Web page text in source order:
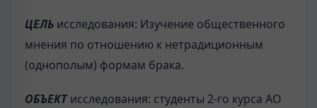
ЦЕЛЬ исследования: Изучение общественного
мнения по отношению к нетрадиционным
(однополым) формам брака.
ОБЪЕКТисследования: студенты 2-го курса АО